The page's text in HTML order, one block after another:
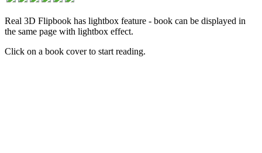
Real 3D Flipbook has lightbox feature - book can be displayed in
the same page with lightbox effect.
Click on a book cover to start reading.